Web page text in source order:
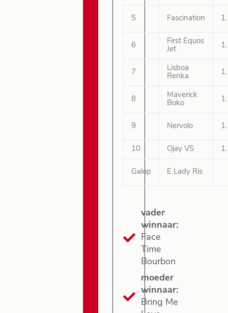
5 Fascination
6
First Equos
Jet
7
Lisboa
Renka
8
Maverick
Boko
9 Nervolo
10 Ojay VS
Galop E Lady Ris
vader
winnaar:
Face
Time
Bourbon
moeder
winnaar:
Bring Me